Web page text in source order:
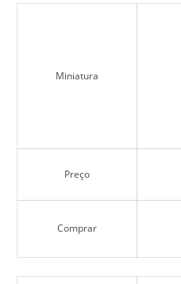
Miniatura
Preço
Comprar